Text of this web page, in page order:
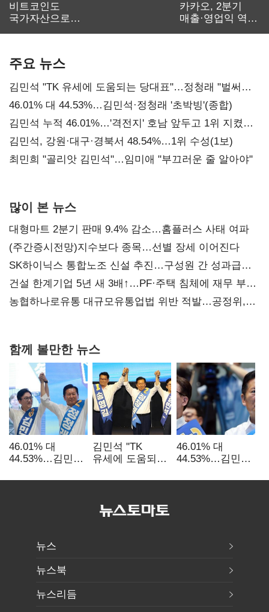
비트코인도
국가자산으로…'
카카오, 2분기
매출·영업익 역대
주요 뉴스
김민석 "TK 유세에 도움되는 당대표"…정청래 "벌써
대표된 양 당직 배분"
46.01% 대 44.53%…김민석·정청래 '초박빙'(종합)
김민석 누적 46.01%…'격전지' 호남 앞두고 1위 지켰다
(2보)
김민석, 강원·대구·경북서 48.54%…1위 수성(1보)
최민희 "골리앗 김민석"…임미애 "부끄러운 줄 알아야"
많이 본 뉴스
대형마트 2분기 판매 9.4% 감소…홈플러스 사태 여파
(주간증시전망)지수보다 종목…선별 장세 이어진다
SK하이닉스 통합노조 신설 추진…구성원 간 성과급
불만 확산
건설 한계기업 5년 새 3배↑…PF·주택 침체에 재무 부담
확대
농협하나로유통 대규모유통업법 위반 적발…공정위,
함께 볼만한 뉴스
46.01% 대
44.53%…김민석·
'초박빙'(종합
김민석 "TK
유세에 도움되는
"벌써 대표된 양
46.01% 대
44.53%…김민석·
'초박빙'(종합)
뉴스
뉴스북
뉴스리듬